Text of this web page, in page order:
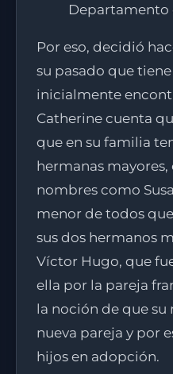
Departamento
Por eso, decidió
su pasado que
inicialmente
Catherine cuenta
que en su familia
hermanas
nombres como
menor de todos
sus dos hermanos
Víctor Hugo, que
ella por la pareja
la noción de que
nueva pareja y por
hijos en adopción.